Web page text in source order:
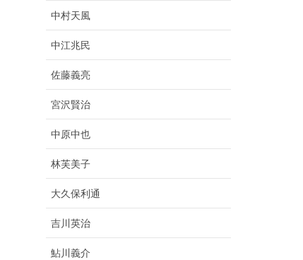
中村天風
中江兆民
佐藤義亮
宮沢賢治
中原中也
林芙美子
大久保利通
吉川英治
鮎川義介